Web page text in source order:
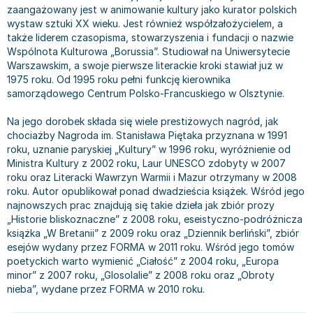
Bajki wiersze
Do kolorowania i naklejania
Kontrastowe obrazki
Kreatywne / Aktywizujące
Poznawanie świata
Edukacja przedszkolna
Liceum, Technikum
Szkoła podstawowa
Szkoły wyższe
Szkoła zawodowa
Książki: finanse, księgowość, bankowość
Książki o gospodarce
Inne
Książki o marketingu
Książki o zarządzaniu
Archeologia - książki
Historia Polski - książki
Historia świata - książki
II Wojna Światowa - książki
Książki militarne
Książki: Prawo
Inne
Książki: Prawo administracyjne
Książki: Prawo cywilne
Książki: Prawo finansowe
Książki: pamiętniki, dzienniki i listy
Wywiady, wspomnienia - książki
Komiksy
Komiksy dla dorosłych
Komiksy dla dzieci
Komiksy obcojęzyczne
Fantastyka, horror - książki
Książki fantasy
Książki horrory
Science Fiction - książki
Książki kryminały
Książki z poezją, aforyzmami i dramaty
Książki dramaty
Książki humorystyczne i aforyzmy
Tomiki poezji
Liceum i technikum
Podręczniki do 1 klasy liceum i technikum
Podręczniki do 2 klasy liceum i technikum
Podręczniki do 3 klasy liceum i technikum
Podręczniki do klasy 4 liceum i technikum
Podręczniki do 1 klasy szkoły zawodowej
Podręczniki do 2 klasy szkoły zawodowej
Podręczniki do 3 klasy szkoły zawodowej
Książki dla dzieci
Książki dla dzieci do 2 lat
Książki: bajki dla dzieci do 2 lat
Do kąpieli i zabawy
Kolorowanki i książki do naklejania do 2 lat
Książki grające, z puzzlami i magnesami do 2 lat
Obrazki kontrastowe dla niemowląt
Książki o sportowcach
Książki: Turystyka i podróże
Albumy krajoznawcze
Albumy krajoznawcze - Polska
Albumy krajoznawcze - Świat
Atlasy - Polska
Atlasy - świat
Globusy
Mapy
Mapy - Polska
Mapy - Świat
Przewodniki turystyczne
Przewodniki turystyczne - Polska
Przewodniki turystyczne - Świat
Książki: Zdrowie, rodzina, związki
Julian Tuwim
Bracia Grimm
Stephen King
Tanya Valko
Lauren Kate
E. L. James
Virginia C. Andrews
Waldemar Łysiak
Monika Szwaja
Camilla Läckberg
Jan Kochanowski
Henning Mankell
Beata Pawlikowska
L.J. Smith
Diana Palmer
zaangażowany jest w animowanie kultury jako kurator polskich
wystaw sztuki XX wieku. Jest również współzałożycielem, a
także liderem czasopisma, stowarzyszenia i fundacji o nazwie
Wspólnota Kulturowa „Borussia”. Studiował na Uniwersytecie
Warszawskim, a swoje pierwsze literackie kroki stawiał już w
1975 roku. Od 1995 roku pełni funkcję kierownika
samorządowego Centrum Polsko-Francuskiego w Olsztynie.
Na jego dorobek składa się wiele prestiżowych nagród, jak
chociażby Nagroda im. Stanisława Piętaka przyznana w 1991
roku, uznanie paryskiej „Kultury” w 1996 roku, wyróżnienie od
Ministra Kultury z 2002 roku, Laur UNESCO zdobyty w 2007
roku oraz Literacki Wawrzyn Warmii i Mazur otrzymany w 2008
roku. Autor opublikował ponad dwadzieścia książek. Wśród jego
najnowszych prac znajdują się takie dzieła jak zbiór prozy
„Historie bliskoznaczne” z 2008 roku, eseistyczno-podróżnicza
książka „W Bretanii” z 2009 roku oraz „Dziennik berliński”, zbiór
esejów wydany przez FORMA w 2011 roku. Wśród jego tomów
poetyckich warto wymienić „Ciałość” z 2004 roku, „Europa
minor” z 2007 roku, „Glosolalie” z 2008 roku oraz „Obroty
nieba”, wydane przez FORMA w 2010 roku.